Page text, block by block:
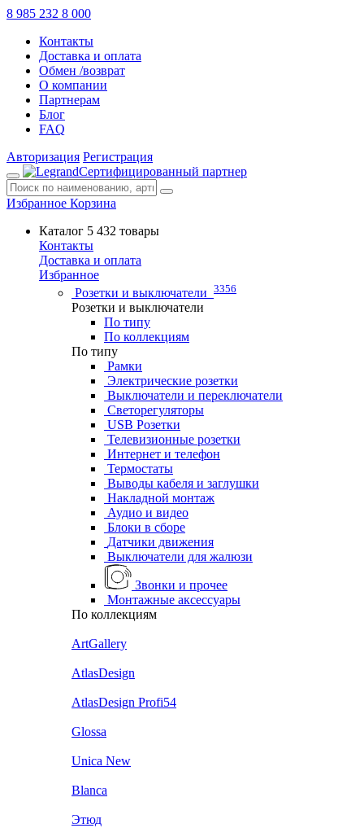
8 985 232 8 000
Контакты
Доставка и оплата
Обмен /возврат
О компании
Партнерам
Блог
FAQ
Авторизация Регистрация
Сертифицированный партнер
Избранное Корзина
Каталог 5 432 товары
Контакты
Доставка и оплата
Избранное
Розетки и выключатели 3356
Розетки и выключатели
По типу
По коллекциям
По типу
Рамки
Электрические розетки
Выключатели и переключатели
Светорегуляторы
USB Розетки
Телевизионные розетки
Интернет и телефон
Термостаты
Выводы кабеля и заглушки
Накладной монтаж
Аудио и видео
Блоки в сборе
Датчики движения
Выключатели для жалюзи
Звонки и прочее
Монтажные аксессуары
По коллекциям
ArtGallery
AtlasDesign
AtlasDesign Profi54
Glossa
Unica New
Blanca
Этюд